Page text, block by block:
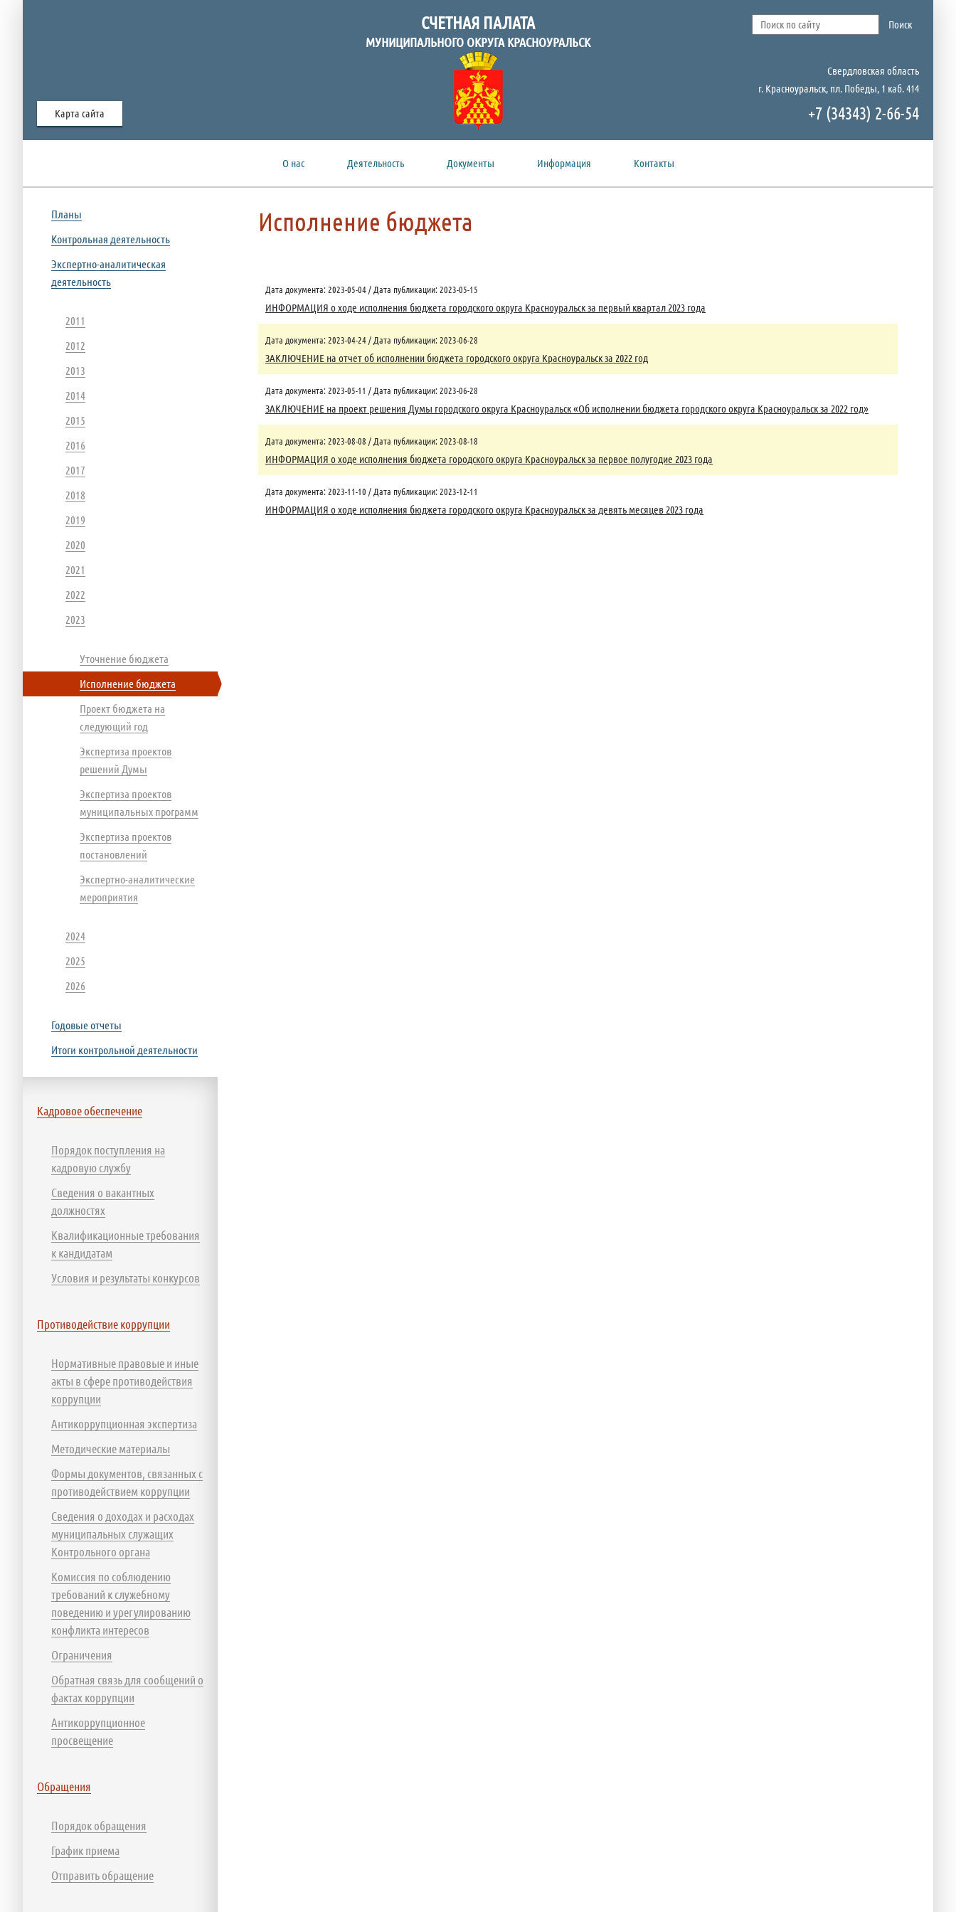
Карта сайта
СЧЕТНАЯ ПАЛАТА
МУНИЦИПАЛЬНОГО ОКРУГА КРАСНОУРАЛЬСК
Свердловская область
г. Красноуральск, пл. Победы, 1 каб. 414
+7 (34343) 2-66-54
О нас Деятельность Документы Информация Контакты
Исполнение бюджета
Дата документа: 2023-05-04 / Дата публикации: 2023-05-15
ИНФОРМАЦИЯ о ходе исполнения бюджета городского округа Красноуральск за первый квартал 2023 года
Дата документа: 2023-04-24 / Дата публикации: 2023-06-28
ЗАКЛЮЧЕНИЕ на отчет об исполнении бюджета городского округа Красноуральск за 2022 год
Дата документа: 2023-05-11 / Дата публикации: 2023-06-28
ЗАКЛЮЧЕНИЕ на проект решения Думы городского округа Красноуральск «Об исполнении бюджета городского округа Красноуральск за 2022 год»
Дата документа: 2023-08-08 / Дата публикации: 2023-08-18
ИНФОРМАЦИЯ о ходе исполнения бюджета городского округа Красноуральск за первое полугодие 2023 года
Дата документа: 2023-11-10 / Дата публикации: 2023-12-11
ИНФОРМАЦИЯ о ходе исполнения бюджета городского округа Красноуральск за девять месяцев 2023 года
Планы
Контрольная деятельность
Экспертно-аналитическая
деятельность
2011
2012
2013
2014
2015
2016
2017
2018
2019
2020
2021
2022
2023
Уточнение бюджета
Исполнение бюджета
Проект бюджета на
следующий год
Экспертиза проектов
решений Думы
Экспертиза проектов
муниципальных программ
Экспертиза проектов
постановлений
Экспертно-аналитические
мероприятия
2024
2025
2026
Годовые отчеты
Итоги контрольной деятельности
Кадровое обеспечение
Порядок поступления на
кадровую службу
Сведения о вакантных
должностях
Квалификационные требования
к кандидатам
Условия и результаты конкурсов
Противодействие коррупции
Нормативные правовые и иные
акты в сфере противодействия
коррупции
Антикоррупционная экспертиза
Методические материалы
Формы документов, связанных с
противодействием коррупции
Сведения о доходах и расходах
муниципальных служащих
Контрольного органа
Комиссия по соблюдению
требований к служебному
поведению и урегулированию
конфликта интересов
Ограничения
Обратная связь для сообщений о
фактах коррупции
Антикоррупционное
просвещение
Обращения
Порядок обращения
График приема
Отправить обращение